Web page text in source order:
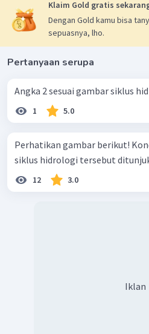
Klaim Gold gratis
Dengan Gold kamu bisa
sepuasnya, lho.
Pertanyaan serupa
Angka 2 sesuai gambar siklus
1 5.0
Perhatikan gambar berikut! Kondensasi pada gambar
siklus hidrologi tersebut
12 3.0
Iklan